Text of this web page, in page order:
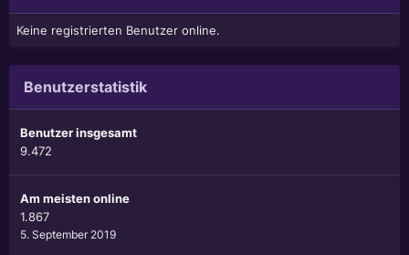
Keine registrierten Benutzer online.
Benutzerstatistik
Benutzer insgesamt
9.472
Am meisten online
1.867
5. September 2019